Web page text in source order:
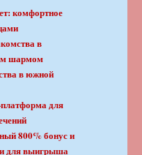
комфортное
в
шармом
в южной
для
800% бонус и
для выигрыша